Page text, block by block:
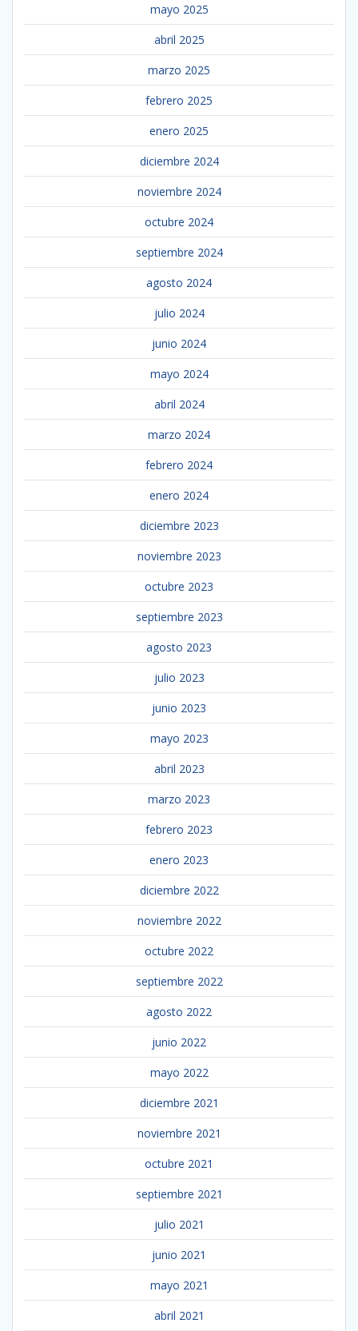
mayo 2025
abril 2025
marzo 2025
febrero 2025
enero 2025
diciembre 2024
noviembre 2024
octubre 2024
septiembre 2024
agosto 2024
julio 2024
junio 2024
mayo 2024
abril 2024
marzo 2024
febrero 2024
enero 2024
diciembre 2023
noviembre 2023
octubre 2023
septiembre 2023
agosto 2023
julio 2023
junio 2023
mayo 2023
abril 2023
marzo 2023
febrero 2023
enero 2023
diciembre 2022
noviembre 2022
octubre 2022
septiembre 2022
agosto 2022
junio 2022
mayo 2022
diciembre 2021
noviembre 2021
octubre 2021
septiembre 2021
julio 2021
junio 2021
mayo 2021
abril 2021